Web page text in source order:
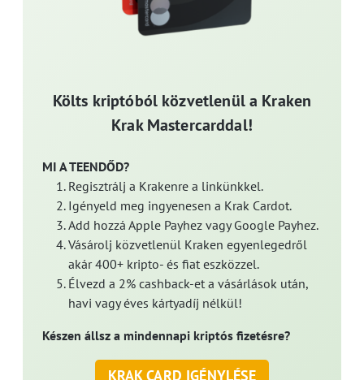
Költs kriptóból közvetlenül a Kraken
Krak Mastercarddal!
MI A TEENDŐD?
Regisztrálj a Krakenre a linkünkkel.
Igényeld meg ingyenesen a Krak Cardot.
Add hozzá Apple Payhez vagy Google Payhez.
Vásárolj közvetlenül Kraken egyenlegedről
akár 400+ kripto- és fiat eszközzel.
Élvezd a 2% cashback-et a vásárlások után,
havi vagy éves kártyadíj nélkül!
Készen állsz a mindennapi kriptós fizetésre?
KRAK CARD IGÉNYLÉSE